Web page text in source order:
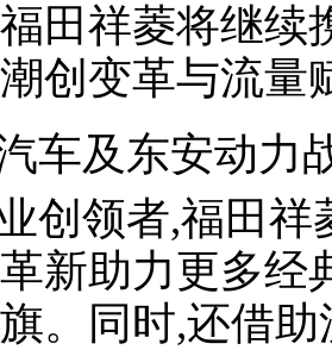
田祥菱将继续
创变革与流量
汽车及东安动
创领者,福田
新助力更多经
。同时,还借